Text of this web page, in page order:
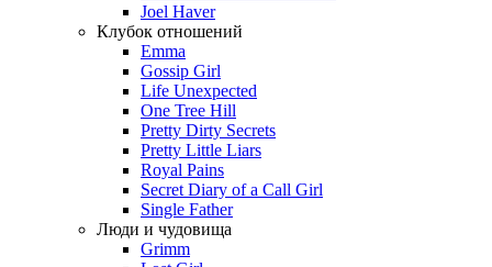
Joel Haver
Клубок отношений
Emma
Gossip Girl
Life Unexpected
One Tree Hill
Pretty Dirty Secrets
Pretty Little Liars
Royal Pains
Secret Diary of a Call Girl
Single Father
Люди и чудовища
Grimm